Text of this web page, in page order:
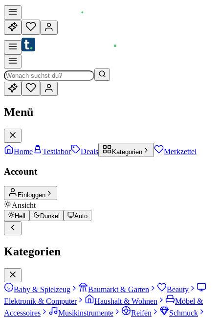
Menü
Home Testlabor Deals Kategorien Merkzettel
Account
Einloggen
Ansicht
Hell Dunkel Auto
Kategorien
Baby & Spielzeug Baumarkt & Garten
Beauty
Elektronik & Computer
Haushalt & Wohnen
Möbel &
Accessoires
Musikinstrumente Reifen
Schmuck